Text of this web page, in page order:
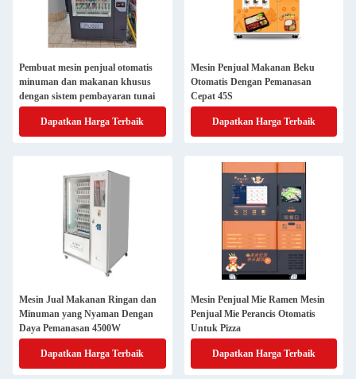
Pembuat mesin penjual otomatis
minuman dan makanan khusus
dengan sistem pembayaran tunai
Dapatkan Harga Terbaik
Mesin Penjual Makanan Beku
Otomatis Dengan Pemanasan
Cepat 45S
Dapatkan Harga Terbaik
Mesin Jual Makanan Ringan dan
Minuman yang Nyaman Dengan
Daya Pemanasan 4500W
Dapatkan Harga Terbaik
Mesin Penjual Mie Ramen Mesin
Penjual Mie Perancis Otomatis
Untuk Pizza
Dapatkan Harga Terbaik